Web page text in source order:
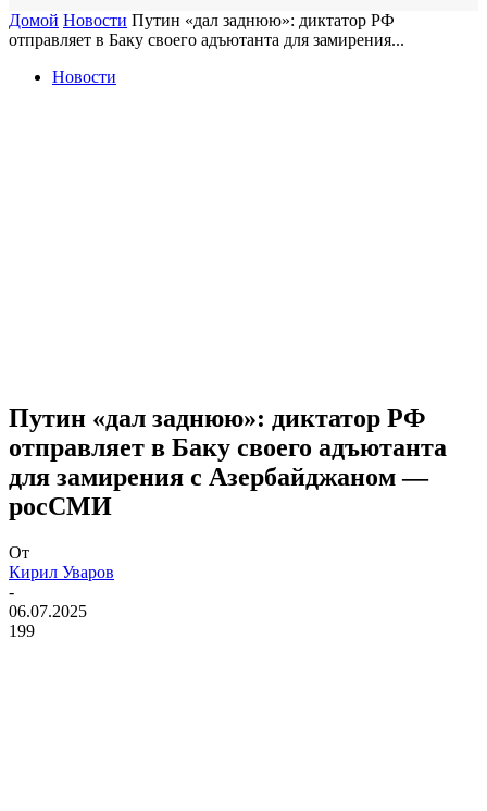
Домой Новости Путин «дал заднюю»: диктатор РФ
отправляет в Баку своего адъютанта для замирения...
Новости
Путин «дал заднюю»: диктатор РФ
отправляет в Баку своего адъютанта
для замирения с Азербайджаном —
росСМИ
От
Кирил Уваров
-
06.07.2025
199